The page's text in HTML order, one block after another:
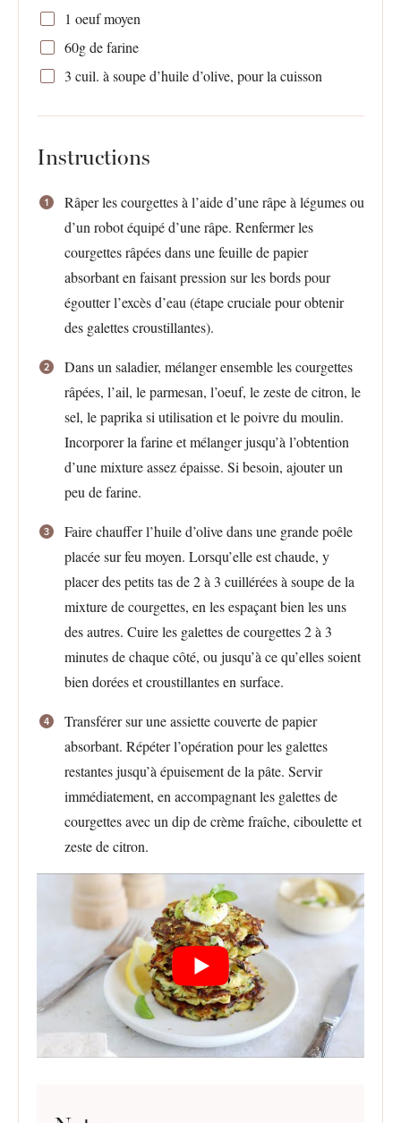
1 oeuf moyen
60gde farine
3 cuil. à soupe d’huile d’olive, pour la cuisson
Instructions
Râper les courgettes à l’aide d’une râpe à légumes ou
d’un robot équipé d’une râpe. Renfermer les
courgettes râpées dans une feuille de papier
absorbant en faisant pression sur les bords pour
égoutter l’excès d’eau (étape cruciale pour obtenir
des galettes croustillantes).
Dans un saladier, mélanger ensemble les courgettes
râpées, l’ail, le parmesan, l’oeuf, le zeste de citron, le
sel, le paprika si utilisation et le poivre du moulin.
Incorporer la farine et mélanger jusqu’à l’obtention
d’une mixture assez épaisse. Si besoin, ajouter un
peu de farine.
Faire chauffer l’huile d’olive dans une grande poêle
placée sur feu moyen. Lorsqu’elle est chaude, y
placer des petits tas de 2 à 3 cuillérées à soupe de la
mixture de courgettes, en les espaçant bien les uns
des autres. Cuire les galettes de courgettes 2 à 3
minutes de chaque côté, ou jusqu’à ce qu’elles soient
bien dorées et croustillantes en surface.
Transférer sur une assiette couverte de papier
absorbant. Répéter l’opération pour les galettes
restantes jusqu’à épuisement de la pâte. Servir
immédiatement, en accompagnant les galettes de
courgettes avec un dip de crème fraîche, ciboulette et
zeste de citron.